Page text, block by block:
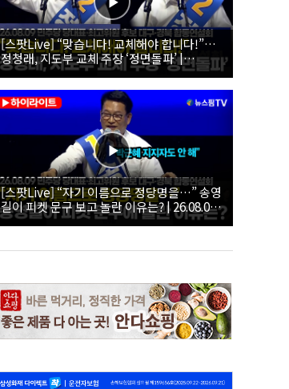
[스팟Live] “맞습니다! 교체해야 합니다!”…
정청래, 지도부 교체 주장 ‘정면돌파’ |
26.08.09 더불어민주당 당대표·최고위원 후
보 대구·경북 합동연설회
[스팟Live] “자기 이름으로 정당명을…” 송영
길이 피켓 문구 보고 놀란 이유는? | 26.08.09
더불어민주당 당대표·최고위원 후보 대구·경